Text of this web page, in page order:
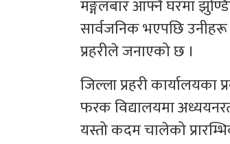
मङ्गलबार आफ्नै घरमा
सार्वजनिक भएपछि
प्रहरीले जनाएको छ ।
जिल्ला प्रहरी कार्यालयका
फरक विद्यालयमा
यस्तो कदम चालेको